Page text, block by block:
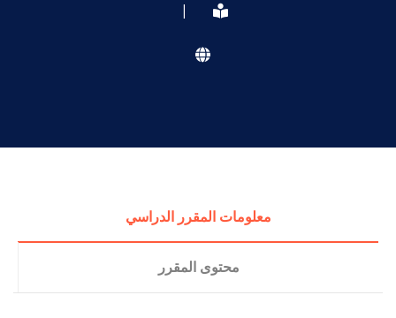
|
معلومات المقرر الدراسي
محتوى المقرر